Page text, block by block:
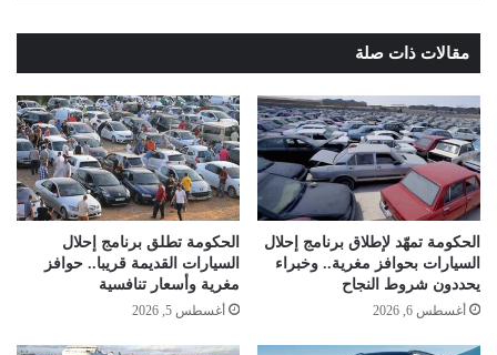
مقالات ذات صلة
الحكومة تمهّد لإطلاق برنامج إحلال
السيارات بحوافز مغرية.. وخبراء
يحددون شروط النجاح
أغسطس 6, 2026
الحكومة تطلق برنامج إحلال
السيارات القديمة قريبا.. حوافز
مغرية وأسعار تنافسية
أغسطس 5, 2026